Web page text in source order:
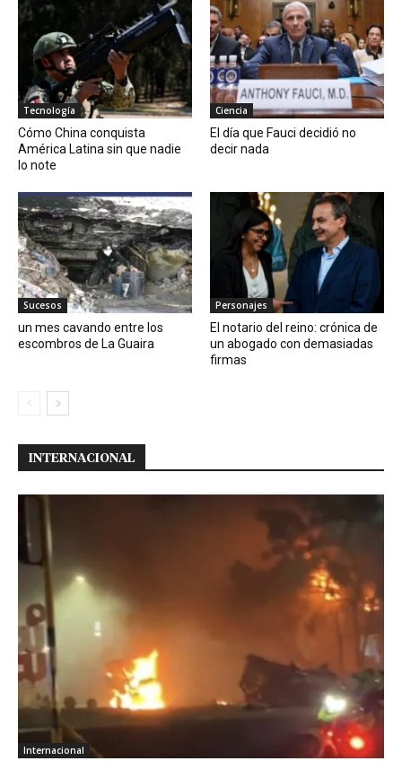
Tecnología
Cómo China conquista
América Latina sin que nadie
lo note
Ciencia
El día que Fauci decidió no
decir nada
Sucesos
un mes cavando entre los
escombros de La Guaira
Personajes
El notario del reino: crónica de
un abogado con demasiadas
firmas
INTERNACIONAL
Internacional